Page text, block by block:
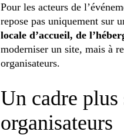
Pour les acteurs de
repose pas uniquement sur
locale d’accueil, de
moderniser un site, mais à
organisateurs.
Un cadre
organisateurs